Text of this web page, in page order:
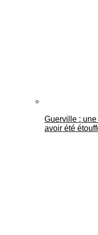
Guerville :
avoir été